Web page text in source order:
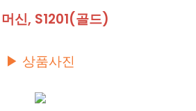
신, S1201(골드)
▶ 상품사진